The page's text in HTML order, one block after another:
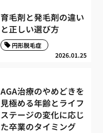
育毛剤と発毛剤の違い
と正しい選び方
2026.01.25
円形脱毛症
AGA治療のやめどきを
見極める年齢とライフ
ステージの変化に応じ
た卒業のタイミング